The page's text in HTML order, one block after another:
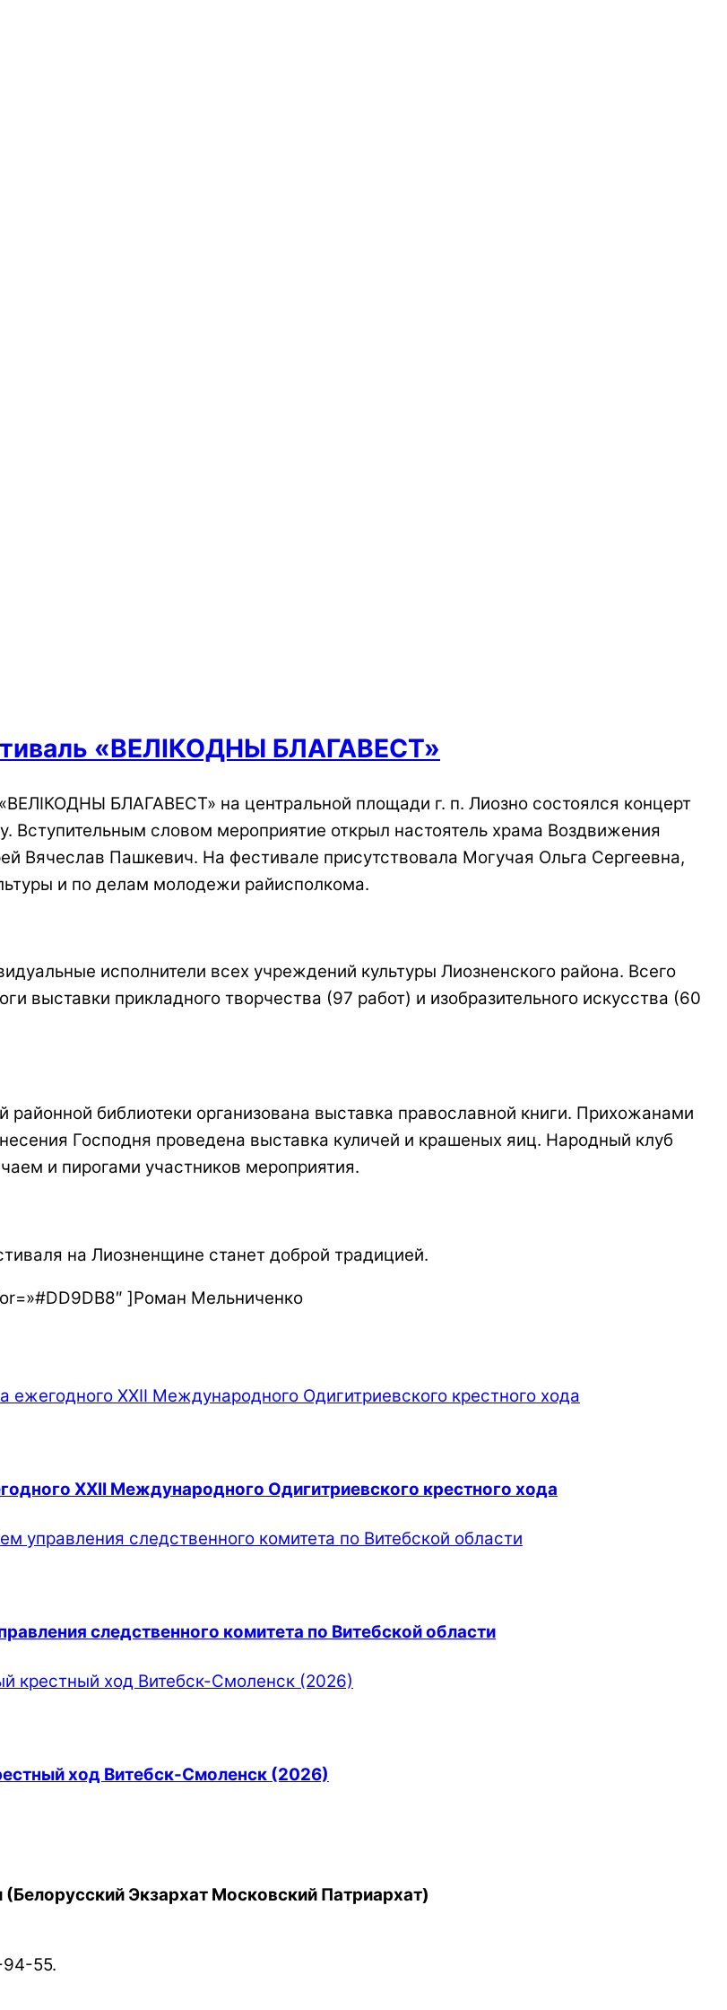
«ВЕЛIКОДНЫ БЛАГАВЕСТ»
БЛАГАВЕСТ» на центральной площади г. п. Лиозно состоялся концерт
Вступительным словом мероприятие открыл настоятель храма Воздвижения
Вячеслав Пашкевич. На фестивале присутствовала Могучая Ольга Сергеевна,
и по делам молодежи райисполкома.
исполнители всех учреждений культуры Лиозненского района. Всего
выставки прикладного творчества (97 работ) и изобразительного искусства (60
библиотеки организована выставка православной книги. Прихожанами
Господня проведена выставка куличей и крашеных яиц. Народный клуб
и пирогами участников мероприятия.
на Лиозненщине станет доброй традицией.
]Роман Мельниченко
XXII Международного Одигитриевского крестного хода
следственного комитета по Витебской области
ход Витебск-Смоленск (2026)
Экзархат Московский Патриархат)
55.